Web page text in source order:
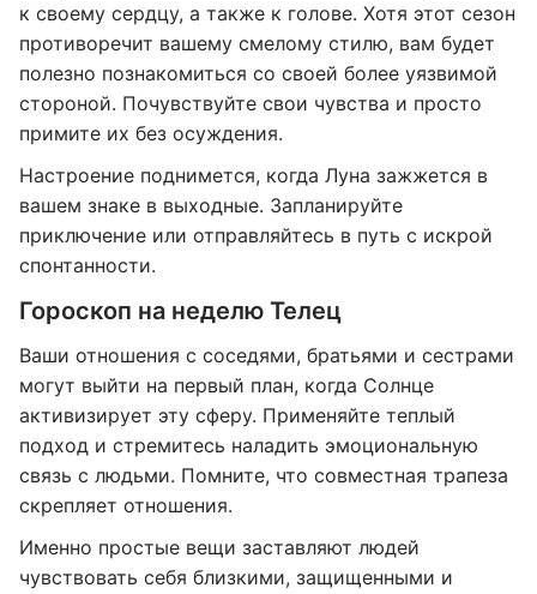
к своему сердцу, а также к голове. Хотя этот сезон
противоречит вашему смелому стилю, вам будет
полезно познакомиться со своей более уязвимой
стороной. Почувствуйте свои чувства и просто
примите их без осуждения.
Настроение поднимется, когда Луна зажжется в
вашем знаке в выходные. Запланируйте
приключение или отправляйтесь в путь с искрой
спонтанности.
Гороскоп на неделю Телец
Ваши отношения с соседями, братьями и сестрами
могут выйти на первый план, когда Солнце
активизирует эту сферу. Применяйте теплый
подход и стремитесь наладить эмоциональную
связь с людьми. Помните, что совместная трапеза
скрепляет отношения.
Именно простые вещи заставляют людей
чувствовать себя близкими, защищенными и